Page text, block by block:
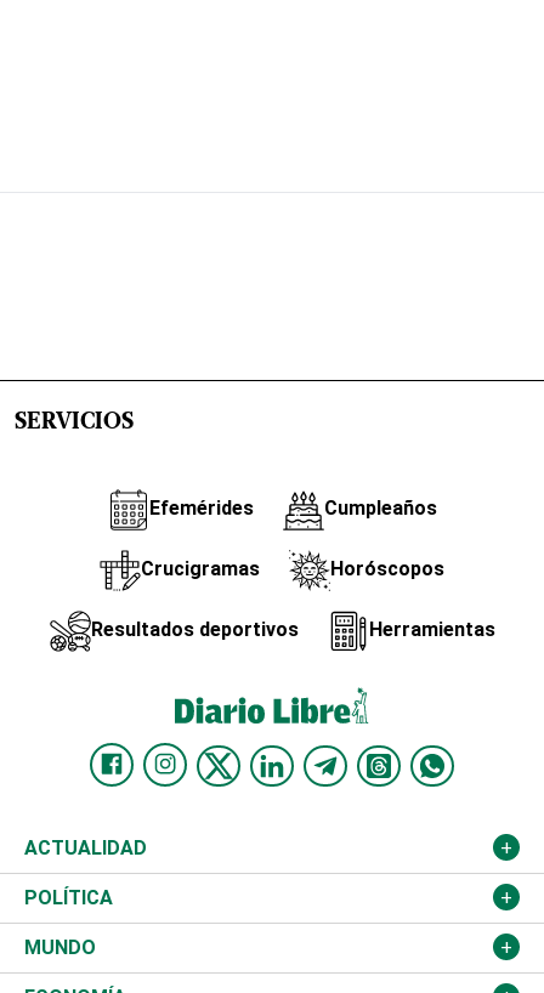
SERVICIOS
Efemérides Cumpleaños
Crucigramas Horóscopos
Resultados deportivos Herramientas
ACTUALIDAD
Nacional
Ciudad
POLÍTICA
Partidos
MUNDO